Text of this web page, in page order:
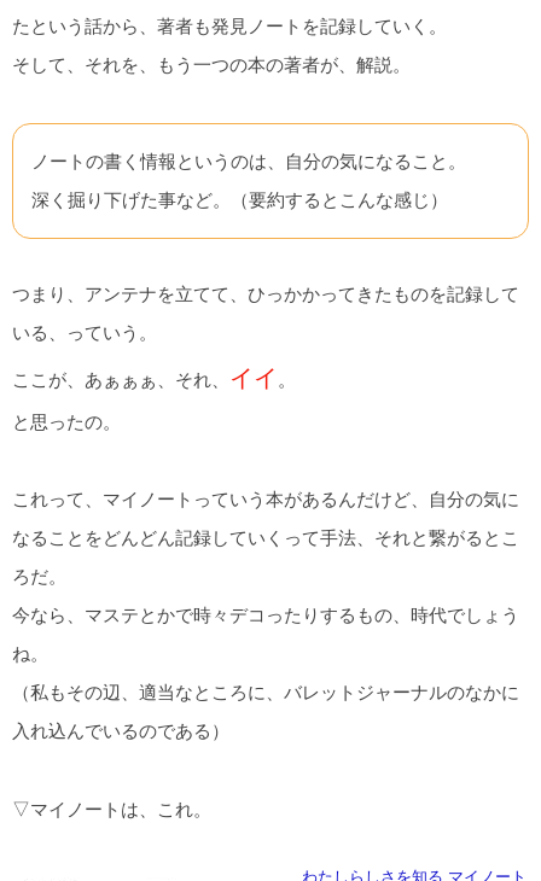
たという話から、著者も発見ノートを記録していく。
そして、それを、もう一つの本の著者が、解説。
ノートの書く情報というのは、自分の気になること。
深く掘り下げた事など。（要約するとこんな感じ）
つまり、アンテナを立てて、ひっかかってきたものを記録して
いる、っていう。
ここが、あぁぁぁ、それ、 イイ 。
と思ったの。
これって、マイノートっていう本があるんだけど、自分の気に
なることをどんどん記録していくって手法、それと繋がるとこ
ろだ。
今なら、マステとかで時々デコったりするもの、時代でしょう
ね。
（私もその辺、適当なところに、バレットジャーナルのなかに
入れ込んでいるのである）
▽マイノートは、これ。
わたしらしさを知る マイノート